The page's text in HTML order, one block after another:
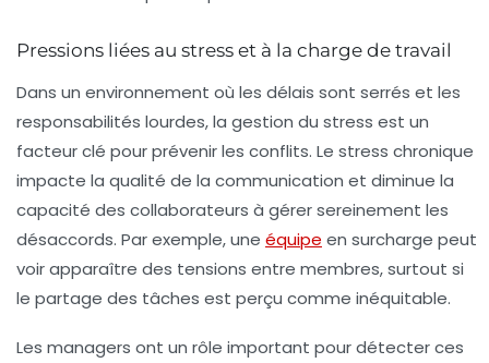
Pressions liées au stress et à la charge de travail
Dans un environnement où les délais sont serrés et les
responsabilités lourdes, la gestion du stress est un
facteur clé pour prévenir les conflits. Le stress chronique
impacte la qualité de la communication et diminue la
capacité des collaborateurs à gérer sereinement les
désaccords. Par exemple, une équipe en surcharge peut
voir apparaître des tensions entre membres, surtout si
le partage des tâches est perçu comme inéquitable.
Les managers ont un rôle important pour détecter ces